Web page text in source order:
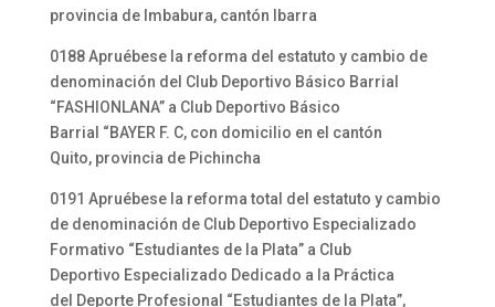
provincia de Imbabura, cantón Ibarra
0188 Apruébese la reforma del estatuto y cambio de
denominación del Club Deportivo Básico Barrial
“FASHIONLANA” a Club Deportivo Básico
Barrial “BAYER F. C, con domicilio en el cantón
Quito, provincia de Pichincha
0191 Apruébese la reforma total del estatuto y cambio
de denominación de Club Deportivo Especializado
Formativo “Estudiantes de la Plata” a Club
Deportivo Especializado Dedicado a la Práctica
del Deporte Profesional “Estudiantes de la Plata”,